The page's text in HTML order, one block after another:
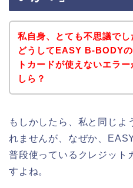
私自身、とても不思議でし
どうしてEASY B-BODY
トカードが使えないエラ
しら？
もしかしたら、私と同じよ
れませんが、なぜか、
普段使っているクレジット
すよね。